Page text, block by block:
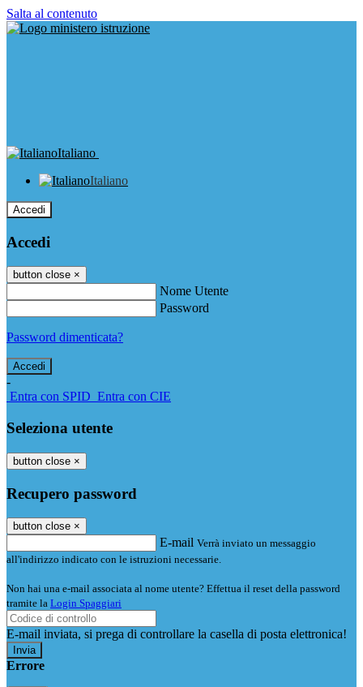
Salta al contenuto
Italiano
Italiano
Accedi
Accedi
button close ×
Nome Utente
Password
Password dimenticata?
-
Entra con SPID Entra con CIE
Seleziona utente
button close ×
Recupero password
button close ×
E-mail Verrà inviato un messaggio
all'indirizzo indicato con le istruzioni necessarie.
Non hai una e-mail associata al nome utente? Effettua il reset della password
tramite la Login Spaggiari
E-mail inviata, si prega di controllare la casella di posta elettronica!
Errore